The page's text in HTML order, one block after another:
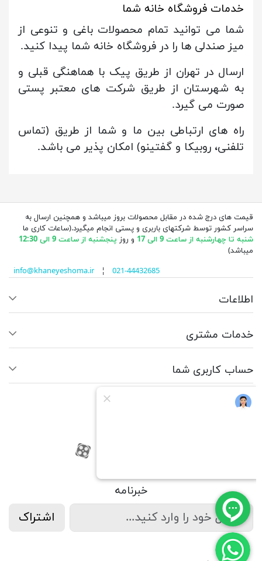
خدمات فروشگاه خانه شما
شما می توانید تمام محصولات باغی و تنوعی از
میز صندلی ها را در فروشگاه خانه شما پیدا کنید.
ارسال در تهران از طریق پیک با هماهنگی قبلی و
به شهرستان از طریق شرکت های معتبر پستی
صورت می گیرد.
راه های ارتباطی بین ما و شما از طریق (تماس
تلفنی، روبیکا و گفتینو) امکان پذیر می باشد.
قیمت های درج شده در مقابل محصولات بروز میباشد و همچنین ارسال به
سراسر کشور توسط شرکتهای باربری و پستی انجام میگیرد.(ساعات کاری ما
شنبه تا چهارشنبه از ساعت 9 الی 17
و روز پنجشنبه از ساعت 9 الی 12:30
میباشد)
info@khaneyeshoma.ir¦ 021-44432685
اطلاعات
خدمات مشتری
حساب کاربری شما
کانال آپارات
کانال آپارات
خبرنامه
اشتراک